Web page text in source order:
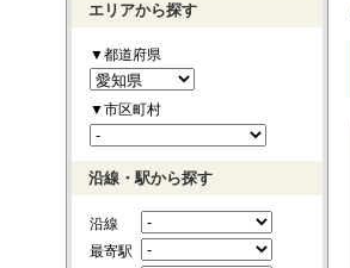
エリアから探す
▼都道府県
▼市区町村
沿線・駅から探す
沿線
最寄駅